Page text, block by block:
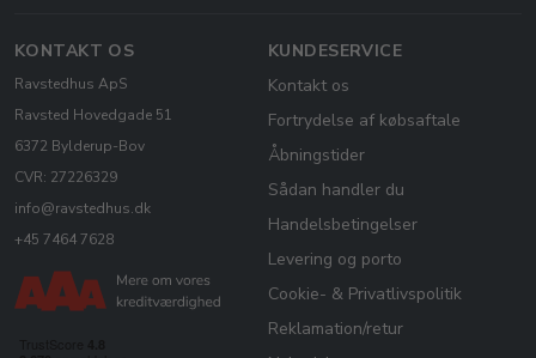
KONTAKT OS
Ravstedhus ApS
Ravsted Hovedgade 51
6372 Bylderup-Bov
CVR: 27226329
info@ravstedhus.dk
+45 7464 7628
KUNDESERVICE
Kontakt os
Fortrydelse af købsaftale
Åbningstider
Sådan handler du
Handelsbetingelser
Levering og porto
Cookie- & Privatlivspolitik
Reklamation/retur